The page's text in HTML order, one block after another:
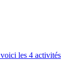
les 4 activités